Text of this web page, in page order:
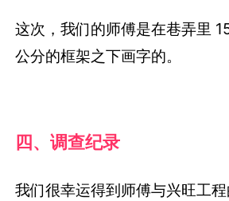
这次，我们的师傅是在巷弄里
公分的框架之下画字的。
四、调查纪录
我们很幸运得到师傅与兴旺工